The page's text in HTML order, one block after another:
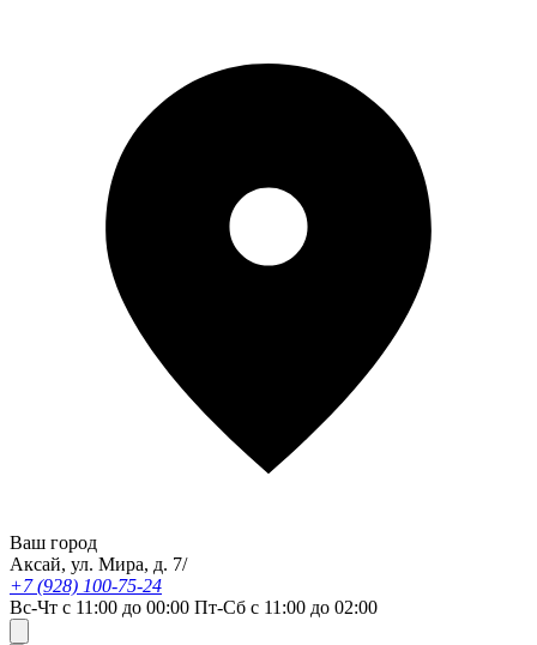
Ваш город
Аксай, ул. Мира, д. 7/
+7 (928) 100-75-24
Вс-Чт с 11:00 до 00:00 Пт-Сб с 11:00 до 02:00